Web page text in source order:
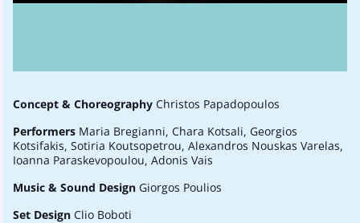
Concept & Choreography Christos Papadopoulos
Performers Maria Bregianni, Chara Kotsali, Georgios
Kotsifakis, Sotiria Koutsopetrou, Alexandros Nouskas Varelas,
Ioanna Paraskevopoulou, Adonis Vais
Music & Sound Design Giorgos Poulios
Set Design Clio Boboti